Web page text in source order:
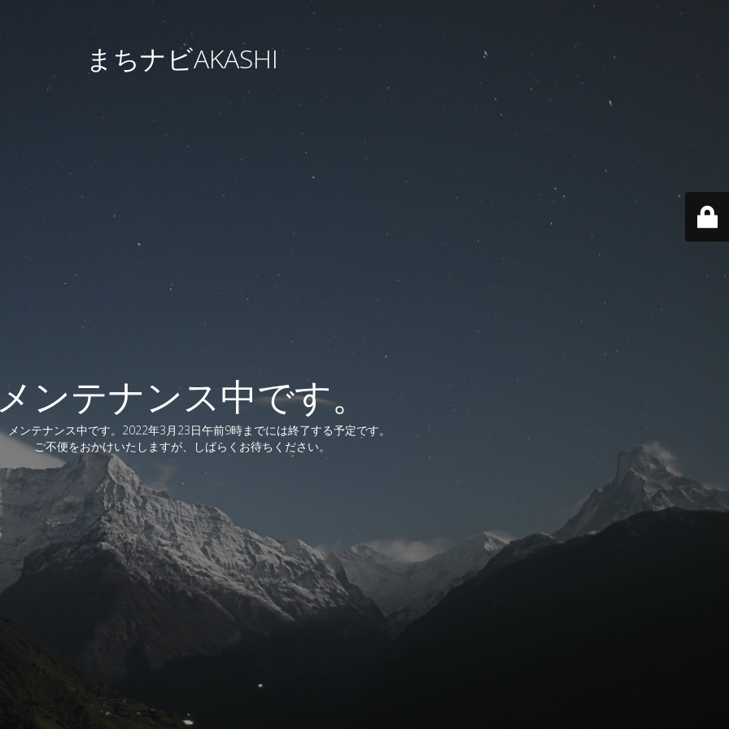
まちナビAKASHI
ンテナンス中です。
メンテナンス中です。2022年3月23日午前9時までには終了する予定です。
ご不便をおかけいたしますが、しばらくお待ちください。